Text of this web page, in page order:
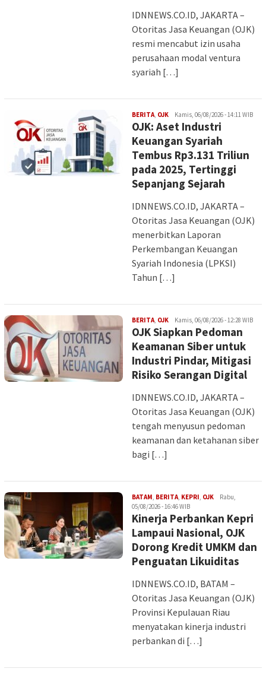
IDNNEWS.CO.ID, JAKARTA –
Otoritas Jasa Keuangan (OJK)
resmi mencabut izin usaha
perusahaan modal ventura
syariah […]
BERITA, OJKINDAH
Kamis, 06/08/2026 - 14:11 WIB
OJK: Aset Industri
Keuangan Syariah
Tembus Rp3.131 Triliun
pada 2025, Tertinggi
Sepanjang Sejarah
IDNNEWS.CO.ID, JAKARTA –
Otoritas Jasa Keuangan (OJK)
menerbitkan Laporan
Perkembangan Keuangan
Syariah Indonesia (LPKSI)
Tahun […]
BERITA, OJKINDAH
Kamis, 06/08/2026 - 12:28 WIB
OJK Siapkan Pedoman
Keamanan Siber untuk
Industri Pindar, Mitigasi
Risiko Serangan Digital
IDNNEWS.CO.ID, JAKARTA –
Otoritas Jasa Keuangan (OJK)
tengah menyusun pedoman
keamanan dan ketahanan siber
bagi […]
BATAM, BERITA, KEPRI, OJKINDAH
Rabu,
05/08/2026 - 16:46 WIB
Kinerja Perbankan Kepri
Lampaui Nasional, OJK
Dorong Kredit UMKM dan
Penguatan Likuiditas
IDNNEWS.CO.ID, BATAM –
Otoritas Jasa Keuangan (OJK)
Provinsi Kepulauan Riau
menyatakan kinerja industri
perbankan di […]